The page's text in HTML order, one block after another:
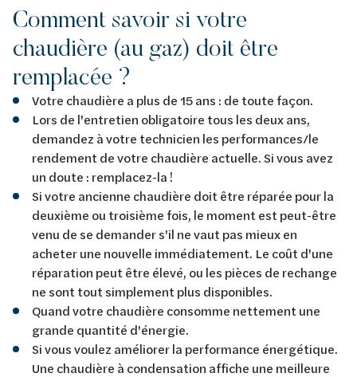
Comment savoir si votre
chaudière (au gaz) doit être
remplacée ?
Votre chaudière a plus de 15 ans : de toute façon.
Lors de l'entretien obligatoire tous les deux ans,
demandez à votre technicien les performances/le
rendement de votre chaudière actuelle. Si vous avez
un doute : remplacez-la !
Si votre ancienne chaudière doit être réparée pour la
deuxième ou troisième fois, le moment est peut-être
venu de se demander s'il ne vaut pas mieux en
acheter une nouvelle immédiatement. Le coût d'une
réparation peut être élevé, ou les pièces de rechange
ne sont tout simplement plus disponibles.
Quand votre chaudière consomme nettement une
grande quantité d'énergie.
Si vous voulez améliorer la performance énergétique.
Une chaudière à condensation affiche une meilleure